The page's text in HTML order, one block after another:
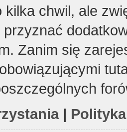
kilka chwil, ale
Zanim się
|